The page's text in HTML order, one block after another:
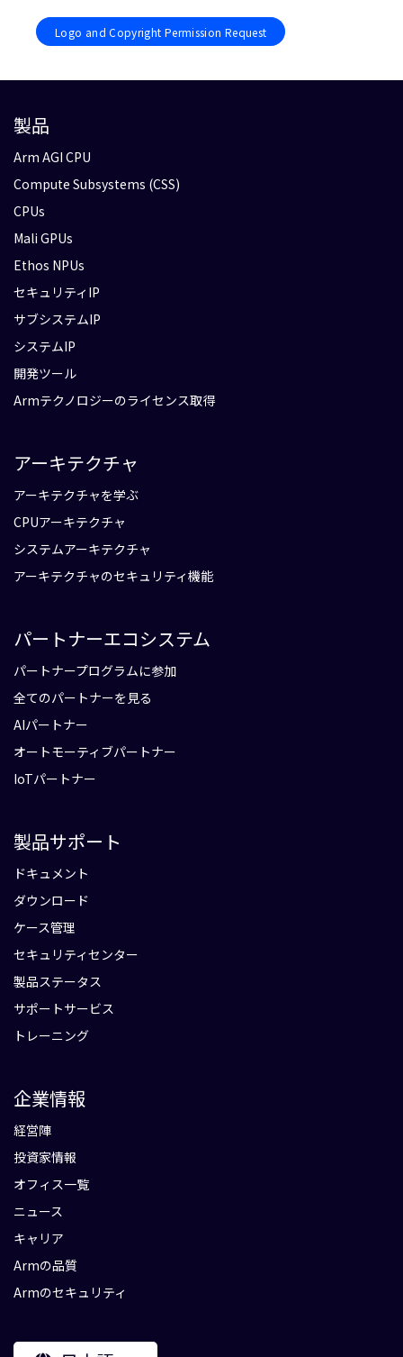
Logo and Copyright Permission Request
製品
Arm AGI CPU
Compute Subsystems (CSS)
CPUs
Mali GPUs
Ethos NPUs
セキュリティIP
サブシステムIP
システムIP
開発ツール
Armテクノロジーのライセンス取得
アーキテクチャ
アーキテクチャを学ぶ
CPUアーキテクチャ
システムアーキテクチャ
アーキテクチャのセキュリティ機能
パートナーエコシステム
パートナープログラムに参加
全てのパートナーを見る
AIパートナー
オートモーティブパートナー
IoTパートナー
製品サポート
ドキュメント
ダウンロード
ケース管理
セキュリティセンター
製品ステータス
サポートサービス
トレーニング
企業情報
経営陣
投資家情報
オフィス一覧
ニュース
キャリア
Armの品質
Armのセキュリティ